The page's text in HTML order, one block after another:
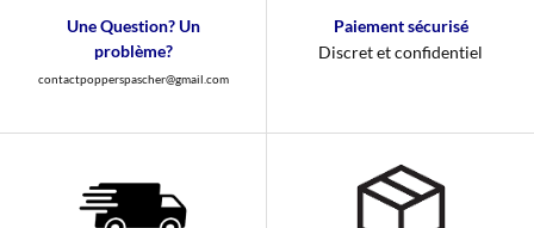
Une Question? Un
problème?
contactpopperspascher@gmail.com
Paiement sécurisé
Discret et confidentiel